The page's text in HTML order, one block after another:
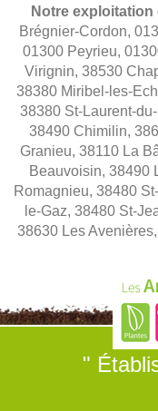
Notre exploitation
Brégnier-Cordon,
01300 Peyrieu,
Virignin, 38530
38380 Miribel-les-
38380 St-Laurent-
38490 Chimilin,
Granieu, 38110 La
Beauvoisin, 38490
Romagnieu, 38480
le-Gaz, 38480 St-
38630 Les
"